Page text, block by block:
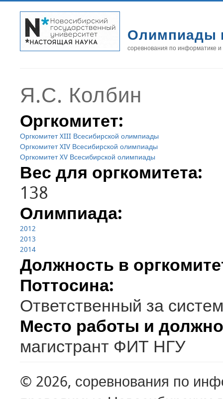
Олимпиады
соревнования по информатике
Я.С. Колбин
Оргкомитет:
Оргкомитет XIII Всесибирской олимпиады
Оргкомитет XIV Всесибирской олимпиады
Оргкомитет XV Всесибирской олимпиады
Вес для оргкомитета:
138
Олимпиада:
2012
2013
2014
Должность в
Поттосина:
Ответственный за
Место работы и
магистрант ФИТ НГУ
© 2026, соревнования по